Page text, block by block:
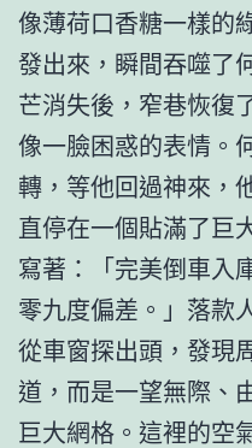
像薄荷口香糖一樣的
發出來，瞬間吞噬了
芒消失後，窄巷恢復
像一臉困惑的表情。
轉，等他回過神來，
直停在一個貼滿了巨
寫著：「完美倒車
零九度偏差。」落款
從車窗探出頭，發現
道，而是一望無際、
巨大網格。這裡的空